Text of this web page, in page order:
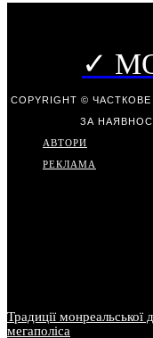
✓
COPYRIGHT ©
ЗА
АВТОРИ
РЕКЛАМА
Традиції монреальської
мегаполіса